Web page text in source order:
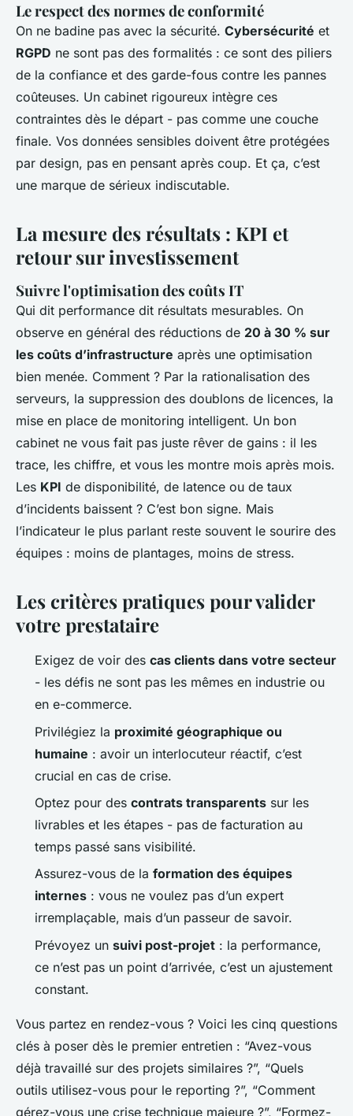
Le respect des normes de conformité
On ne badine pas avec la sécurité. Cybersécurité et
RGPD ne sont pas des formalités : ce sont des piliers
de la confiance et des garde-fous contre les pannes
coûteuses. Un cabinet rigoureux intègre ces
contraintes dès le départ - pas comme une couche
finale. Vos données sensibles doivent être protégées
par design, pas en pensant après coup. Et ça, c’est
une marque de sérieux indiscutable.
La mesure des résultats : KPI et
retour sur investissement
Suivre l'optimisation des coûts IT
Qui dit performance dit résultats mesurables. On
observe en général des réductions de 20 à 30 % sur
les coûts d’infrastructure après une optimisation
bien menée. Comment ? Par la rationalisation des
serveurs, la suppression des doublons de licences, la
mise en place de monitoring intelligent. Un bon
cabinet ne vous fait pas juste rêver de gains : il les
trace, les chiffre, et vous les montre mois après mois.
Les KPI de disponibilité, de latence ou de taux
d’incidents baissent ? C’est bon signe. Mais
l’indicateur le plus parlant reste souvent le sourire des
équipes : moins de plantages, moins de stress.
Les critères pratiques pour valider
votre prestataire
Exigez de voir des cas clients dans votre secteur
- les défis ne sont pas les mêmes en industrie ou
en e-commerce.
Privilégiez la proximité géographique ou
humaine : avoir un interlocuteur réactif, c’est
crucial en cas de crise.
Optez pour des contrats transparents sur les
livrables et les étapes - pas de facturation au
temps passé sans visibilité.
Assurez-vous de la formation des équipes
internes : vous ne voulez pas d’un expert
irremplaçable, mais d’un passeur de savoir.
Prévoyez un suivi post-projet : la performance,
ce n’est pas un point d’arrivée, c’est un ajustement
constant.
Vous partez en rendez-vous ? Voici les cinq questions
clés à poser dès le premier entretien : “Avez-vous
déjà travaillé sur des projets similaires ?”, “Quels
outils utilisez-vous pour le reporting ?”, “Comment
gérez-vous une crise technique majeure ?”, “Formez-